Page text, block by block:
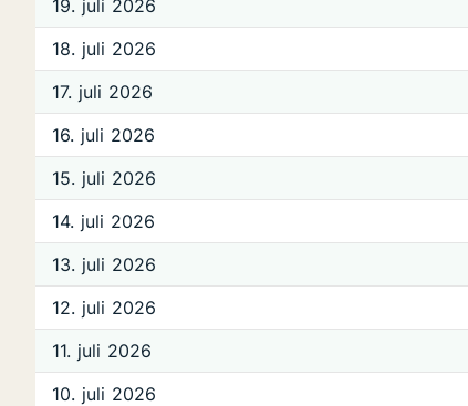
19. juli 2026
18. juli 2026
17. juli 2026
16. juli 2026
15. juli 2026
14. juli 2026
13. juli 2026
12. juli 2026
11. juli 2026
10. juli 2026